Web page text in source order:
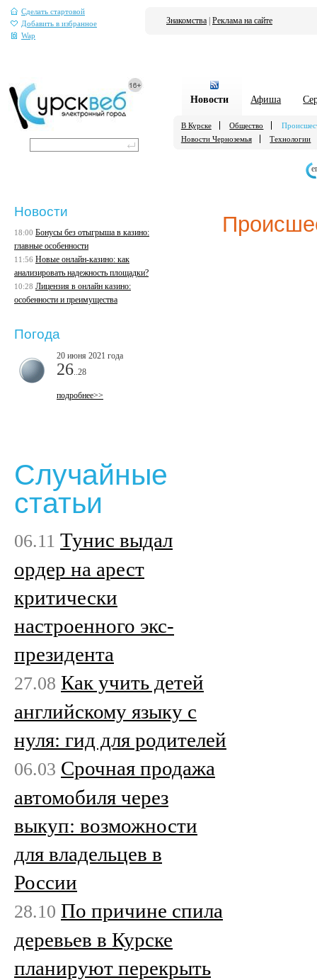
Сделать стартовой
Добавить в избранное
Wap
Знакомства Реклама на сайте
Новости Афиша
В Курске Общество
Новости Черноземья
Технологии
Новости
18:00 Бонусы без отыгрыша в казино:
главные особенности
11:56 Новые онлайн-казино: как
анализировать надежность площадки?
10:28 Лицензия в онлайн казино:
особенности и преимущества
Погода
20 июня 2021 года
26 ..28
подробнее>>
Случайные
статьи
06.11 Тунис выдал
ордер на арест
критически
настроенного экс-
президента
27.08 Как учить детей
английскому языку с
нуля: гид для родителей
06.03 Срочная продажа
автомобиля через
выкуп: возможности
для владельцев в
России
28.10 По причине спила
деревьев в Курске
планируют перекрыть